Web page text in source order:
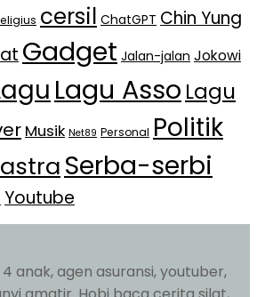
cersil ChatGPT Chin Yung
Gadget Jalan-jalan Jokowi
Lagu Asso Lagu
Musik Net89 Personal Politik
Serba-serbi
Youtube
anak, agen asuransi, youtuber,